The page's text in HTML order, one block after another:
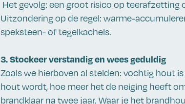
Het gevolg: een groot risico op
Uitzondering op de regel: warme-
speksteen- of tegelkachels.
3. Stockeer verstandig en wees geduldig
Zoals we hierboven al stelden: vochtig hout
hout wordt, hoe meer het de neiging heeft
brandklaar na twee jaar. Waar je het